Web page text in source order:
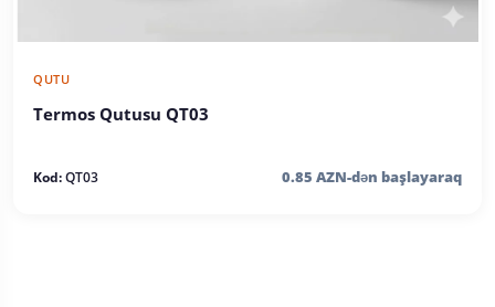
QUTU
Termos Qutusu QT03
Kod:QT03 0.85 AZN-dən başlayaraq